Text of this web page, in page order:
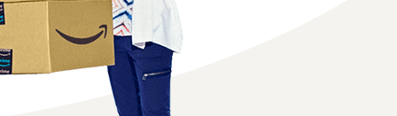
拓展营养补充剂在线销售业务
如何在线销售 T 恤
拓展 T 恤品牌业务